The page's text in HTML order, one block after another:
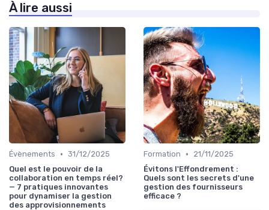
À lire aussi
Évènements • 31/12/2025
Quel est le pouvoir de la
collaboration en temps réel?
— 7 pratiques innovantes
pour dynamiser la gestion
des approvisionnements
Formation •
21/11/2025
Évitons l'Effondrement :
Quels sont les secrets d'une
gestion des fournisseurs
efficace ?